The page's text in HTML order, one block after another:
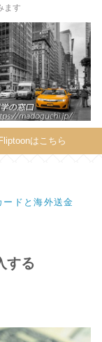
ます
はこちら
ードと海外送金
する